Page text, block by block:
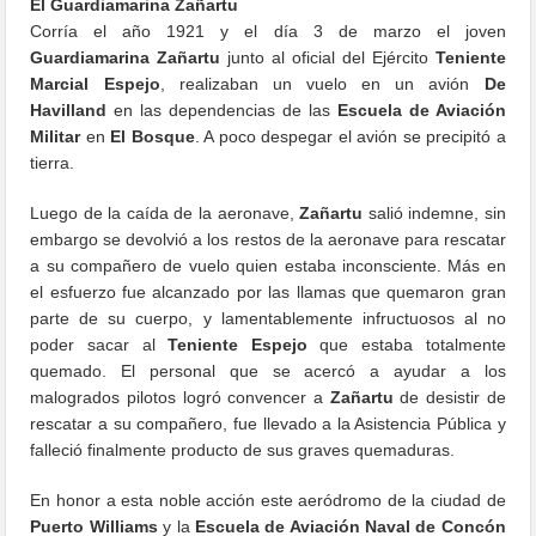
El Guardiamarina Zañartu
Corría el año 1921 y el día 3 de marzo el joven
Guardiamarina Zañartu junto al oficial del EjércitoTeniente
Marcial Espejo , realizaban un vuelo en un avión De
Havilland en las dependencias de las Escuela de Aviación
Militaren El Bosque. A poco despegar el avión se precipitó a
tierra.
Luego de la caída de la aeronave,Zañartu salió indemne, sin
embargo se devolvió a los restos de la aeronave para rescatar
a su compañero de vuelo quien estaba inconsciente. Más en
el esfuerzo fue alcanzado por las llamas que quemaron gran
parte de su cuerpo, y lamentablemente infructuosos al no
poder sacar alTeniente Espejo que estaba totalmente
quemado. El personal que se acercó a ayudar a los
malogrados pilotos logró convencer a Zañartu de desistir de
rescatar a su compañero, fue llevado a la Asistencia Pública y
falleció finalmente producto de sus graves quemaduras.
En honor a esta noble acción este aeródromo de la ciudad de
Puerto Williams y la Escuela de Aviación Naval de Concón